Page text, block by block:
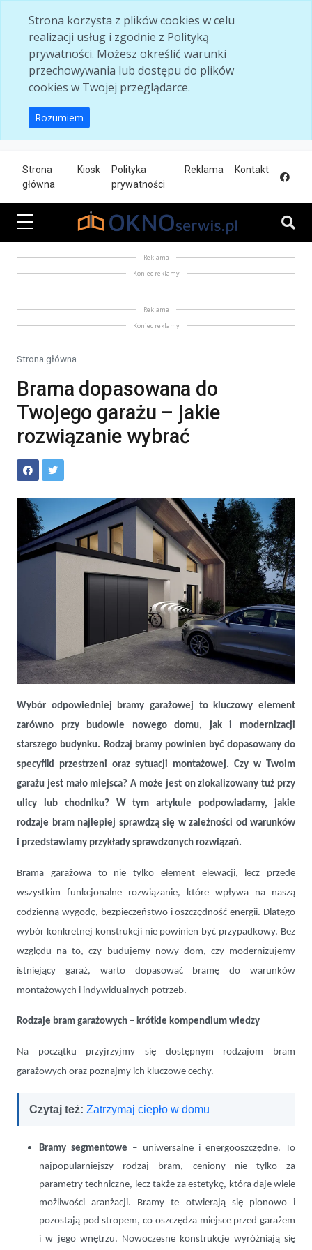
Strona korzysta z plików cookies w celu
realizacji usług i zgodnie z Polityką
prywatności. Możesz określić warunki
przechowywania lub dostępu do plików
cookies w Twojej przeglądarce.
Rozumiem
Strona
główna
Kiosk
Polityka
prywatności
Reklama Kontakt
Reklama
Koniec reklamy
Reklama
Koniec reklamy
Strona główna
Brama dopasowana do
Twojego garażu – jakie
rozwiązanie wybrać
Brama dopasowana do Twojego garażu – jakie rozwiązanie wybrać
Wybór odpowiedniej bramy garażowej to kluczowy element
zarówno przy budowie nowego domu, jak i modernizacji
starszego budynku. Rodzaj bramy powinien być dopasowany do
specyfiki przestrzeni oraz sytuacji montażowej. Czy w Twoim
garażu jest mało miejsca? A może jest on zlokalizowany tuż przy
ulicy lub chodniku? W tym artykule podpowiadamy, jakie
rodzaje bram najlepiej sprawdzą się w zależności od warunków
i przedstawiamy przykłady sprawdzonych rozwiązań.
Brama garażowa to nie tylko element elewacji, lecz przede
wszystkim funkcjonalne rozwiązanie, które wpływa na naszą
codzienną wygodę, bezpieczeństwo i oszczędność energii. Dlatego
wybór konkretnej konstrukcji nie powinien być przypadkowy. Bez
względu na to, czy budujemy nowy dom, czy modernizujemy
istniejący garaż, warto dopasować bramę do warunków
montażowych i indywidualnych potrzeb.
Rodzaje bram garażowych – krótkie kompendium wiedzy
Na początku przyjrzyjmy się dostępnym rodzajom bram
garażowych oraz poznajmy ich kluczowe cechy.
Czytaj też: Zatrzymaj ciepło w domu
Bramy segmentowe – uniwersalne i energooszczędne. To
najpopularniejszy rodzaj bram, ceniony nie tylko za
parametry techniczne, lecz także za estetykę, która daje wiele
możliwości aranżacji. Bramy te otwierają się pionowo i
pozostają pod stropem, co oszczędza miejsce przed garażem
i w jego wnętrzu. Nowoczesne konstrukcje wyróżniają się